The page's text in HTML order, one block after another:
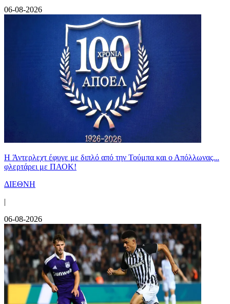
06-08-2026
H Άντερλεχτ έφυγε με διπλό από την Τούμπα και ο Απόλλωνας...
φλερτάρει με ΠΑΟΚ!
ΔΙΕΘΝΗ
|
06-08-2026